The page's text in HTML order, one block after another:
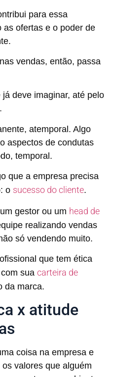
para essa
as ofertas e o poder de
vendas, então, passa
deve imaginar, até pelo
atemporal. Algo
aspectos de condutas
temporal.
que a empresa precisa
o sucesso do cliente.
gestor ou um head de
realizando vendas
só vendendo muito.
que tem ética
sua carteira de
da marca.
x atitude
coisa na empresa e
valores que alguém